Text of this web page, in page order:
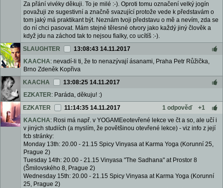
Za přání vivéky děkuji. To je milé :-). Oproti tomu označení velký jogín
považuji ze sugestivní a značně svazující protože vede k představám o
tom jaký má praktikant být. Neznám tvoji představu o mě a nevím, zda se
do ní chci pasovat. Mám stejné tělesné otvory jako každý jiný člověk a
když jdu na záchod tak to nejsou fialky, co ucítíš :-).
SLAUGHTER
13:08:43 14.11.2017
KAACHA: nevadí-li ti, že to nenazývají ásanami, Praha Petr Růžička,
Brno Zdeněk Kopřiva
KAACHA
13:08:25 14.11.2017
EZKATER: Paráda, děkuju! :)
EZKATER
11:14:35 14.11.2017 1 odpověď
+1
KAACHA: Rosi má např. v YOGAMEeotevřené lekce ve čt a so, ale učí i
v jiných studiích (a myslím, že povětšinou otevřené lekce) - viz info z její
fcb stránky:
Monday 13th: 20.00 - 21.15 Spicy Vinyasa at Karma Yoga (Korunní 25,
Prague 2)
Tuesday 14th: 20.00 - 21.15 Vinyasa "The Sadhana" at Prostor 8
(Šmilovského 8, Prague 2)
Wednesday 15th: 20.00 - 21.15 Spicy Vinyasa at Karma Yoga (Korunní
25, Prague 2)